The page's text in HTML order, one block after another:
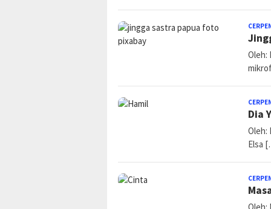
Oleh:
Dia
Oleh:
Elsa
Oleh: